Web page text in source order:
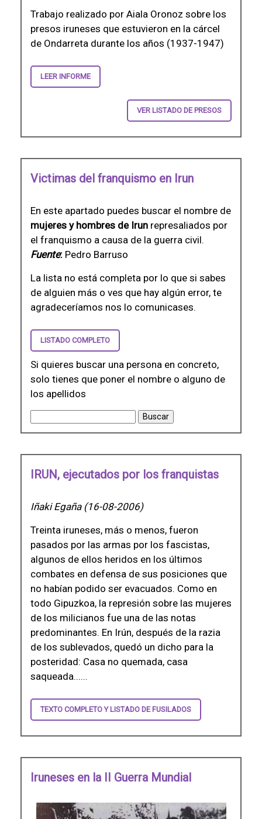
Trabajo realizado por Aiala Oronoz sobre los
presos iruneses que estuvieron en la cárcel
de Ondarreta durante los años (1937-1947)
LEER INFORME
VER LISTADO DE PRESOS
Victimas del franquismo en Irun
En este apartado puedes buscar el nombre de
mujeres y hombres de Irun represaliados por
el franquismo a causa de la guerra civil.
Fuente: Pedro Barruso
La lista no está completa por lo que si sabes
de alguien más o ves que hay algún error, te
agradeceríamos nos lo comunicases.
LISTADO COMPLETO
Si quieres buscar una persona en concreto,
solo tienes que poner el nombre o alguno de
los apellidos
IRUN, ejecutados por los franquistas
Iñaki Egaña (16-08-2006)
Treinta iruneses, más o menos, fueron
pasados por las armas por los fascistas,
algunos de ellos heridos en los últimos
combates en defensa de sus posiciones que
no habían podido ser evacuados. Como en
todo Gipuzkoa, la represión sobre las mujeres
de los milicianos fue una de las notas
predominantes. En Irún, después de la razia
de los sublevados, quedó un dicho para la
posteridad: Casa no quemada, casa
saqueada......
TEXTO COMPLETO Y LISTADO DE FUSILADOS
Iruneses en la II Guerra Mundial